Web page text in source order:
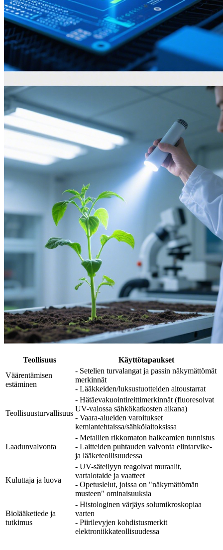
Teollisuus
Käyttötapaukset
Väärentämisen
estäminen
- Setelien turvalangat ja passin näkymättömät
merkinnät
- Lääkkeiden/luksustuotteiden aitoustarrat
Teollisuusturvallisuus
- Hätäevakuointireittimerkinnät (fluoresoivat
UV-valossa sähkökatkosten aikana)
- Vaara-alueiden varoitukset
kemiantehtaissa/sähkölaitoksissa
Laadunvalvonta
- Metallien rikkomaton halkeamien tunnistus
- Laitteiden puhtauden valvonta elintarvike-
ja lääketeollisuudessa
Kuluttaja ja luova
- UV-säteilyyn reagoivat muraalit,
vartalotaide ja vaatteet
- Opetuslelut, joissa on "näkymättömän
musteen" ominaisuuksia
Biolääketiede ja
tutkimus
- Histologinen värjäys solumikroskopiaa
varten
- Piirilevyjen kohdistusmerkit
elektroniikkateollisuudessa